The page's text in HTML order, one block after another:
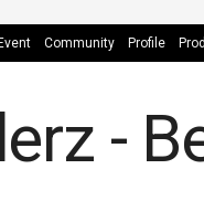
Event Community Profile